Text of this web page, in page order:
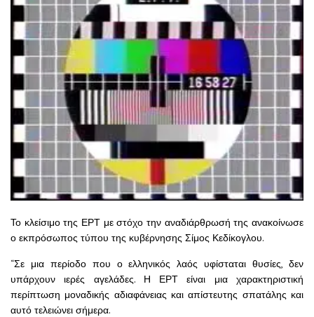
Το κλείσιμο της ΕΡΤ με στόχο την αναδιάρθρωσή της ανακοίνωσε
ο εκπρόσωπος τύπου της κυβέρνησης Σίμος Κεδίκογλου.
“Σε μια περίοδο που ο ελληνικός λαός υφίσταται θυσίες, δεν
υπάρχουν ιερές αγελάδες. Η ΕΡΤ είναι μια χαρακτηριστική
περίπτωση μοναδικής αδιαφάνειας και απίστευτης σπατάλης και
αυτό τελειώνει σήμερα.